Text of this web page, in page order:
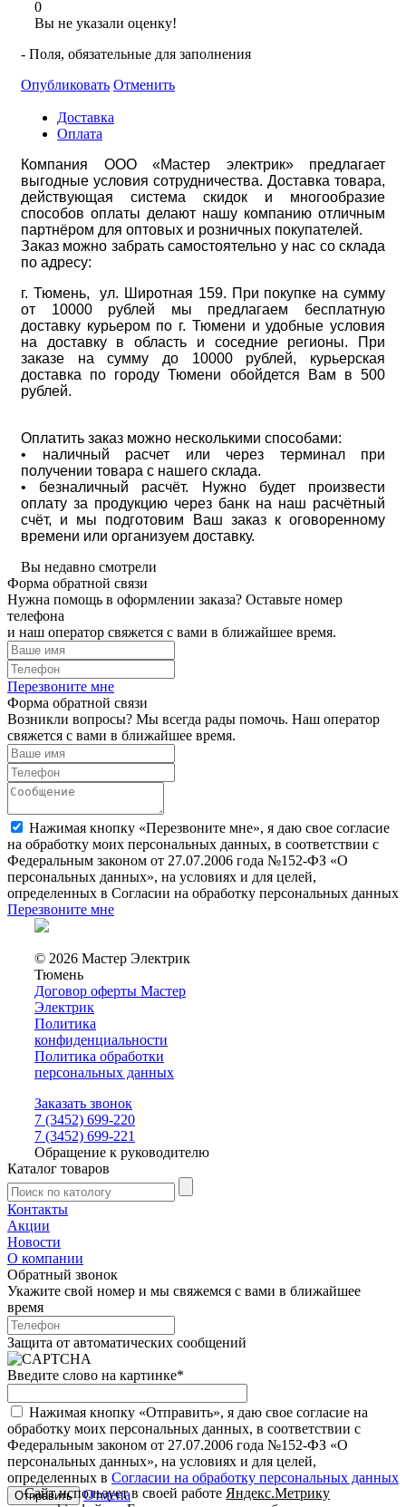
0
Вы не указали оценку!
- Поля, обязательные для заполнения
Опубликовать Отменить
Доставка
Оплата
Компания ООО «Мастер электрик» предлагает
выгодные условия сотрудничества. Доставка товара,
действующая система скидок и многообразие
способов оплаты делают нашу компанию отличным
партнёром для оптовых и розничных покупателей.
Заказ можно забрать самостоятельно у нас со склада
по адресу:
г. Тюмень, ул. Широтная 159. При покупке на сумму
от 10000 рублей мы предлагаем бесплатную
доставку курьером по г. Тюмени и удобные условия
на доставку в область и соседние регионы. При
заказе на сумму до 10000 рублей, курьерская
доставка по городу Тюмени обойдется Вам в 500
рублей.
Оплатить заказ можно несколькими способами:
• наличный расчет или через терминал при
получении товара с нашего склада.
• безналичный расчёт. Нужно будет произвести
оплату за продукцию через банк на наш расчётный
счёт, и мы подготовим Ваш заказ к оговоренному
времени или организуем доставку.
Вы недавно смотрели
Форма обратной связи
Нужна помощь в оформлении заказа? Оставьте номер
телефона
и наш оператор свяжется с вами в ближайшее время.
Перезвоните мне
Форма обратной связи
Возникли вопросы? Мы всегда рады помочь. Наш оператор
свяжется с вами в ближайшее время.
Нажимая кнопку «Перезвоните мне», я даю свое согласие
на обработку моих персональных данных, в соответствии с
Федеральным законом от 27.07.2006 года №152-ФЗ «О
персональных данных», на условиях и для целей,
определенных в Согласии на обработку персональных данных
Перезвоните мне
© 2026 Мастер Электрик
Тюмень
Договор оферты Мастер
Электрик
Политика
конфиденциальности
Политика обработки
персональных данных
Заказать звонок
7 (3452) 699-220
7 (3452) 699-221
Обращение к руководителю
Каталог товаров
Контакты
Акции
Новости
О компании
Обратный звонок
Укажите свой номер и мы свяжемся с вами в ближайшее
время
Защита от автоматических сообщений
Введите слово на картинке*
Нажимая кнопку «Отправить», я даю свое согласие на
обработку моих персональных данных, в соответствии с
Федеральным законом от 27.07.2006 года №152-ФЗ «О
персональных данных», на условиях и для целей,
определенных в Согласии на обработку персональных данных
Отмена
Сайт использует в своей работе Яндекс.Метрику